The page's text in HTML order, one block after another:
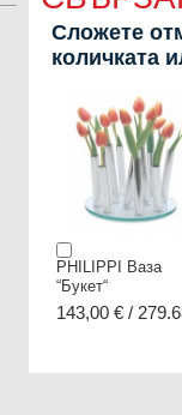
Сложете
количката
PHILIPPI Ваза
“Букет“
143,00 € /